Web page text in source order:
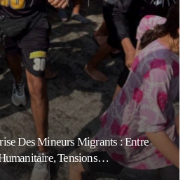
Des Mineurs Migrants : Entre
Tensions…